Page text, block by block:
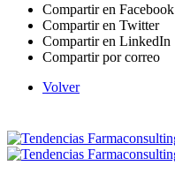
Compartir en Facebook
Compartir en Twitter
Compartir en LinkedIn
Compartir por correo
Volver